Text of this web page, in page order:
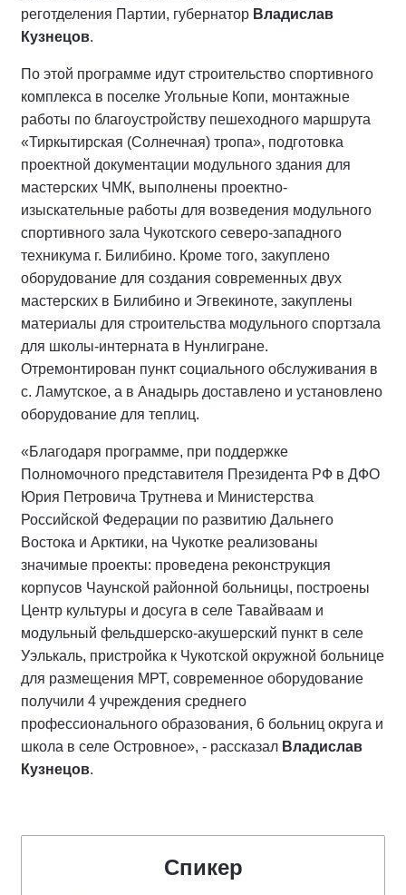
реготделения Партии, губернатор Владислав
Кузнецов.
По этой программе идут строительство спортивного
комплекса в поселке Угольные Копи, монтажные
работы по благоустройству пешеходного маршрута
«Тиркытирская (Солнечная) тропа», подготовка
проектной документации модульного здания для
мастерских ЧМК, выполнены проектно-
изыскательные работы для возведения модульного
спортивного зала Чукотского северо-западного
техникума г. Билибино. Кроме того, закуплено
оборудование для создания современных двух
мастерских в Билибино и Эгвекиноте, закуплены
материалы для строительства модульного спортзала
для школы-интерната в Нунлигране.
Отремонтирован пункт социального обслуживания в
с. Ламутское, а в Анадырь доставлено и установлено
оборудование для теплиц.
«Благодаря программе, при поддержке
Полномочного представителя Президента РФ в ДФО
Юрия Петровича Трутнева и Министерства
Российской Федерации по развитию Дальнего
Востока и Арктики, на Чукотке реализованы
значимые проекты: проведена реконструкция
корпусов Чаунской районной больницы, построены
Центр культуры и досуга в селе Тавайваам и
модульный фельдшерско-акушерский пункт в селе
Уэлькаль, пристройка к Чукотской окружной больнице
для размещения МРТ, современное оборудование
получили 4 учреждения среднего
профессионального образования, 6 больниц округа и
школа в селе Островное», - рассказал Владислав
Кузнецов.
Спикер